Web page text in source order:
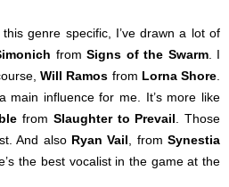
genre specific, I’ve drawn a lot of
from Signs of the Swarm. I
Will Ramos from Lorna Shore
main influence for me. It’s more like
from Slaughter to Prevail . Those
And also Ryan Vail , fromSynestia
the best vocalist in the game at the